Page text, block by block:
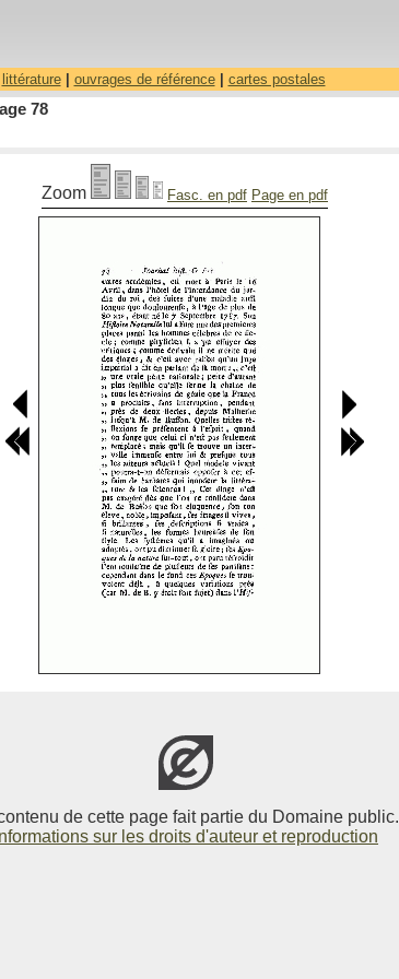
littérature| ouvrages de référence| cartes postales
78
Zoom Fasc. en pdf Page en pdf
de cette page fait partie du Domaine public.
Informations sur les droits d'auteur et reproduction